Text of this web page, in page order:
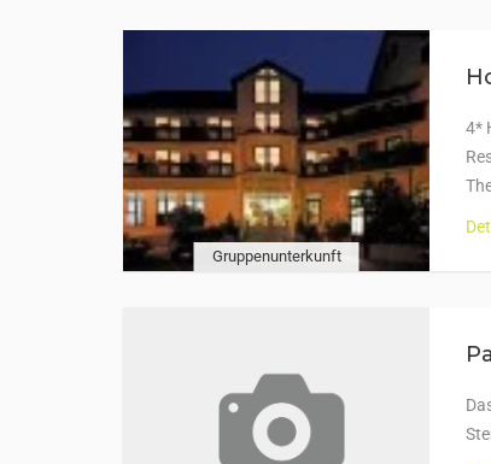
Gruppenunterkunft
4*